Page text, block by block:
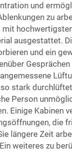
und
zu
mit
ausgestattet.
und ein
stark
Person
Einige Kabinen
die
längere Zeit
weiteres zu